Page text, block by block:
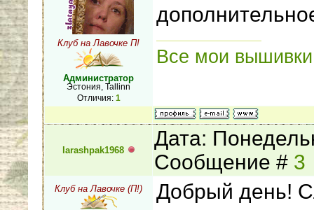
Клуб на Лавочке П!
Администратор
Эстония, Tallinn
Отличия: 1
Все мои вышивки
larashpak1968
Дата:
Сообщение # 3
Клуб на Лавочке (П!) Добрый день!